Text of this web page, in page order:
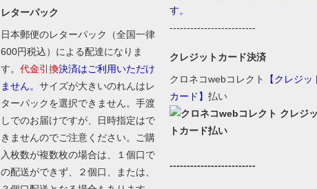
レターパック
日本郵便のレターパック（全国一律
600円税込）による配達になりま
す。 代金引換決済はご利用いただけ
ません。 サイズが大きいのれんはレ
ターパックを選択できません。手渡
しでのお届けですが、日時指定はで
きませんのでご注意ください。ご購
入枚数が複数枚の場合は、１個口で
の配送ができず、２個口、または、
す。
-------------------------
クレジットカード決済
クロネコwebコレクト
【クレジッ
カード】 払い
-------------------------